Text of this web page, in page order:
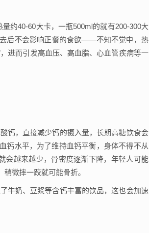
约40-60大卡，一瓶500ml的就有200-300大
后不会影响正餐的食欲——不知不觉中，热
进而引发高血压、高血脂、心血管疾病等一
钙，直接减少钙的摄入量，长期高糖饮食会
钙水平，为了维持血钙平衡，身体不得不从
会越来越少，骨密度逐渐下降，年轻人可能
微摔一跤就可能骨折。
牛奶、豆浆等含钙丰富的饮品，这也会加速